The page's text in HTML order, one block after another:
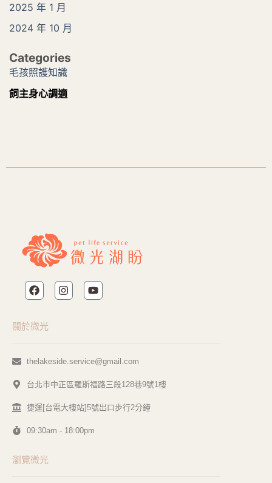
2025 年 1 月
2024 年 10 月
Categories
毛孩照護知識
飼主身心調適
關於微光
thelakeside.service@gmail.com
台北市中正區羅斯福路三段128巷9號1樓
捷運[台電大樓站]5號出口步行2分鐘
09:30am - 18:00pm
瀏覽微光